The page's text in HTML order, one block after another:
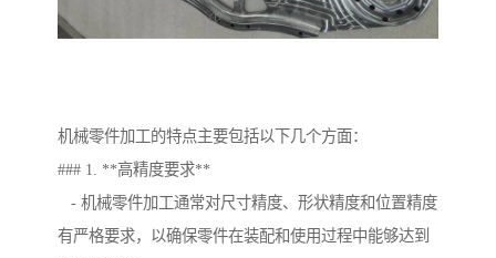
机械零件加工的特点主要包括以下几个方面：
### 1. **高精度要求**
- 机械零件加工通常对尺寸精度、形状精度和位置精度
有严格要求，以确保零件在装配和使用过程中能够达到